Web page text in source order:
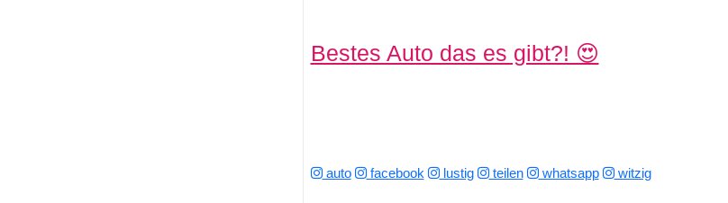
Bestes Auto das es gibt?! 😍
auto facebook lustig teilen whatsapp witzig